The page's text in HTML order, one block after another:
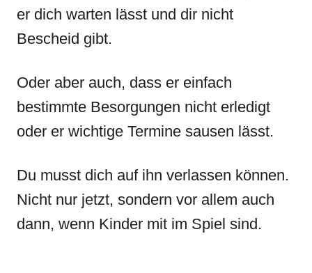
er dich warten lässt und dir nicht
Bescheid gibt.
Oder aber auch, dass er einfach
bestimmte Besorgungen nicht erledigt
oder er wichtige Termine sausen lässt.
Du musst dich auf ihn verlassen können.
Nicht nur jetzt, sondern vor allem auch
dann, wenn Kinder mit im Spiel sind.